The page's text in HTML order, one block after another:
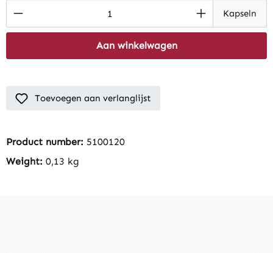
Product Quantity: Enter the desiredKapseln
Aan winkelwagen
Toevoegen aan verlanglijst
Product number: 5100120
Weight: 0,13 kg